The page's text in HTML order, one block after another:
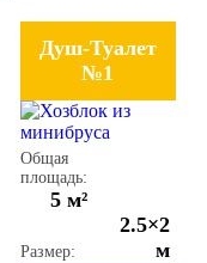
Душ-Туалет
№1
Общая
площадь:
5 м²
Размер:
2.5×2
м